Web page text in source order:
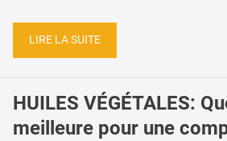
LIRE LA SUITE
HUILES VÉGÉTALES:
meilleure pour une